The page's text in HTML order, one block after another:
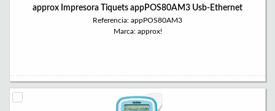
approx Impresora Tiquets appPOS80AM3 Usb-Ethernet
Referencia: appPOS80AM3
Marca: approx!